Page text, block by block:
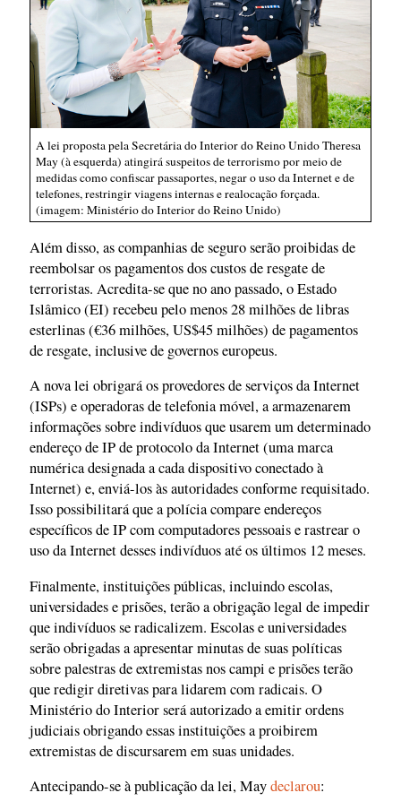
A lei proposta pela Secretária do Interior do Reino Unido Theresa
May (à esquerda) atingirá suspeitos de terrorismo por meio de
medidas como confiscar passaportes, negar o uso da Internet e de
telefones, restringir viagens internas e realocação forçada.
(imagem: Ministério do Interior do Reino Unido)
Além disso, as companhias de seguro serão proibidas de
reembolsar os pagamentos dos custos de resgate de
terroristas. Acredita-se que no ano passado, o Estado
Islâmico (EI) recebeu pelo menos 28 milhões de libras
esterlinas (€36 milhões, US$45 milhões) de pagamentos
de resgate, inclusive de governos europeus.
A nova lei obrigará os provedores de serviços da Internet
(ISPs) e operadoras de telefonia móvel, a armazenarem
informações sobre indivíduos que usarem um determinado
endereço de IP de protocolo da Internet (uma marca
numérica designada a cada dispositivo conectado à
Internet) e, enviá-los às autoridades conforme requisitado.
Isso possibilitará que a polícia compare endereços
específicos de IP com computadores pessoais e rastrear o
uso da Internet desses indivíduos até os últimos 12 meses.
Finalmente, instituições públicas, incluindo escolas,
universidades e prisões, terão a obrigação legal de impedir
que indivíduos se radicalizem. Escolas e universidades
serão obrigadas a apresentar minutas de suas políticas
sobre palestras de extremistas nos campi e prisões terão
que redigir diretivas para lidarem com radicais. O
Ministério do Interior será autorizado a emitir ordens
judiciais obrigando essas instituições a proibirem
extremistas de discursarem em suas unidades.
Antecipando-se à publicação da lei, Maydeclarou: